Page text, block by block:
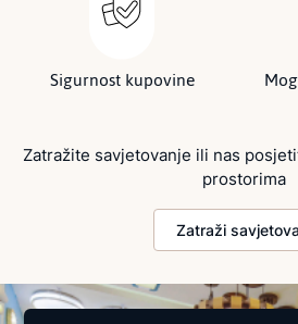
Sigurnost kupovine
Zatražite savjetovanje ili nas
prostorima
Zatraži